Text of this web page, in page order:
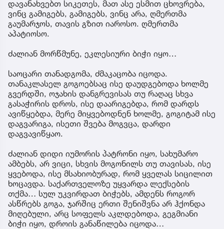
დავანახვებთ სიკეთეს, მათ ასე ესმით ცხოვრება,
ვინც გამიგებს, გამიგებს, ვინც არა, ღმერთმა
გაუმარჯოს, თავის გზით იაროსო. ღმერთმა
აპატიოსო.
ძალიან მორწმუნე, ეკლესიური ბიჭი იყო…
საოცარი თანადგომა, ძმაკაცობა იცოდა.
თანაკლასელ გოგოებსაც ისე დაუდგებოდა ხოლმე
გვერდში, ოჯახის დანგრევისას თუ რაღაც სხვა
გასაჭირის დროს, ისე დაარიგებდა, რომ დარდს
ავიწყებდა, მერე მიყვებოდნენ ხოლმე, გოგიტამ ისე
დაგვარიგა, ისეთი შვება მოგვცა, დარდი
დაგვავიწყაო.
ძალიან დიდი იუმორის პატრონი იყო, სახუმარო
ამბებს, არ ვიცი, სხვის მოგონილს თუ თავისას, ისე
ყვებოდა, ისე მსახიობურად, რომ ყველას სიცილით
ხოცავდა. საქართველოზე უყვარდა ლექსების
თქმა… სულ უკვირდათ ბიჭებს, ამდენს როგორ
ასწრებს გოგა, ჯარშიც ერთი შენიშვნა არ ჰქონდა
მიღებული, არც სოფელს აკლდებოდა, გეგმიანი
ბიჭი იყო, დროის განაწილება იცოდა…